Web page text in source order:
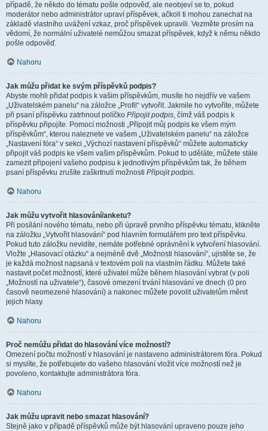
případě, že někdo do tématu pošle odpověď, ale neobjeví se to, pokud
moderátor nebo administrátor upraví příspěvek, ačkoli ti mohou zanechat na
základě vlastního uvážení vzkaz, proč příspěvek upravili. Vezměte prosím na
vědomí, že normální uživatelé nemůžou smazat příspěvek, když k němu někdo
pošle odpověď.
Nahoru
Jak můžu přidat ke svým příspěvků podpis?
Abyste mohli přidat podpis k vašim příspěvkům, musíte ho nejdřív ve vašem
„Uživatelském panelu“ na záložce „Profil“ vytvořit. Jakmile ho vytvoříte, můžete
při psaní příspěvku zatrhnout políčko Připojit podpis, čímž váš podpis k
příspěvku připojíte. Pomocí možnosti „Připojit můj podpis ke všem mým
příspěvkům“, kterou naleznete ve vašem „Uživatelském panelu“ na záložce
„Nastavení fóra“ v sekci „Výchozí nastavení příspěvků“ můžete automaticky
připojit váš podpis ke všem vašim příspěvkům. Pokud to uděláte, můžete stále
zamezit připojení vašeho podpisu k jednotlivým příspěvkům tak, že během
psaní příspěvku zrušíte zaškrtnutí možnosti Připojit podpis.
Nahoru
Jak můžu vytvořit hlasování/anketu?
Při posílání nového tématu, nebo při úpravě prvního příspěvku tématu, klikněte
na záložku „Vytvořit hlasování“ pod hlavním formulářem pro text příspěvku.
Pokud tuto záložku nevidíte, nemáte potřebné oprávnění k vytvoření hlasování.
Vložte „Hlasovací otázku“ a nejméně dvě „Možnosti hlasování“, ujistěte se, že
je každá možnost napsaná v textovém poli na vlastním řádku. Můžete také
nastavit počet možností, které uživatel může během hlasování vybrat (v poli
„Možností na uživatele“), časové omezení trvání hlasování ve dnech (0 pro
časově neomezené hlasování) a nakonec můžete povolit uživatelům měnit
jejich hlasy.
Nahoru
Proč nemůžu přidat do hlasování více možností?
Omezení počtu možností v hlasování je nastaveno administrátorem fóra. Pokud
si myslíte, že potřebujete do vašeho hlasování vložit více možností než je
povoleno, kontaktujte administrátora fóra.
Nahoru
Jak můžu upravit nebo smazat hlasování?
Stejně jako v případě příspěvků může být hlasování upraveno pouze jeho